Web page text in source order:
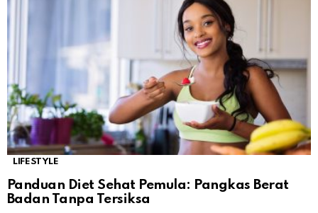
LIFESTYLE
Panduan Diet Sehat Pemula: Pangkas Berat
Badan Tanpa Tersiksa